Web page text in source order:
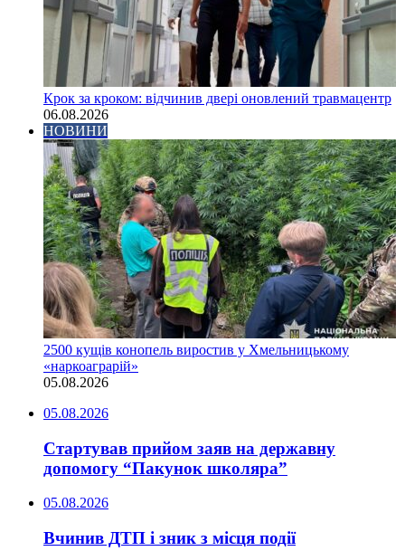
Крок за кроком: відчинив двері оновлений травмацентр
06.08.2026
НОВИНИ
2500 кущів конопель виростив у Хмельницькому
«наркоаграрій»
05.08.2026
05.08.2026
Стартував прийом заяв на державну
допомогу “Пакунок школяра”
05.08.2026
Вчинив ДТП і зник з місця події